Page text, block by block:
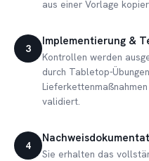
aus einer Vorlage
3
Implementierung &
Kontrollen werden
durch Tabletop-
validiert.
4
Sie erhalten das